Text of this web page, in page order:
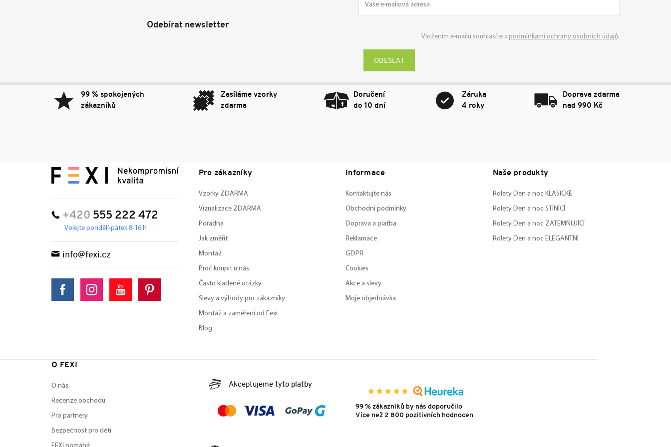
Odebírat newsletter
Vložením e-mailu souhlasíte s podmínkami ochrany osobních údajů.
Přihlásit
se
99 % spokojených
zákazníků
Zasíláme vzorky
zdarma
Doručení
do 10 dní
Záruka
4 roky
Doprava zdarma
nad 990 Kč
+420 555 222 472
Volejte pondělí-pátek 8-16 h
info@fexi.cz
Pro zákazníky
Vzorky ZDARMA
Vizualizace ZDARMA
Poradna
Jak změřit
Montáž
Proč koupit u nás
Často kladené otázky
Slevy a výhody pro zákazníky
Montáž a zaměření od Fexi
Blog
Informace
Kontaktujte nás
Obchodní podmínky
Doprava a platba
Reklamace
GDPR
Cookies
Akce a slevy
Moje objednávka
Naše produkty
Rolety Den a noc KLASICKÉ
Rolety Den a noc STÍNÍCÍ
Rolety Den a noc ZATEMŇUJÍCÍ
Rolety Den a noc ELEGANTNÍ
O FEXI
O nás
Recenze obchodu
Pro partnery
Bezpečnost pro děti
Akceptujeme tyto platby
99 % zákazníků by nás doporučilo
Více než 2 800 pozitivních hodnocení